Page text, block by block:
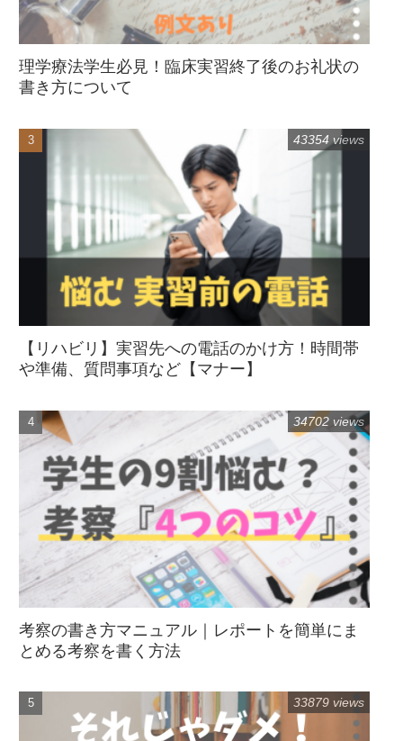
理学療法学生必見！臨床実習終了後のお礼状の
書き方について
【リハビリ】実習先への電話のかけ方！時間帯
や準備、質問事項など【マナー】
43354 views
考察の書き方マニュアル｜レポートを簡単にま
とめる考察を書く方法
34702 views
33879 views